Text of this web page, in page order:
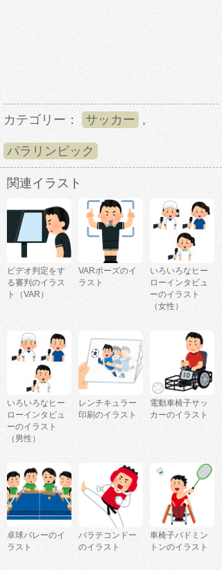
カテゴリー： サッカー ,
パラリンピック
関連イラスト
ビデオ判定をす
る審判のイラス
ト（VAR）
VARポーズのイ
ラスト
いろいろなヒー
ローインタビュ
ーのイラスト
（女性）
いろいろなヒー
ローインタビュ
ーのイラスト
（男性）
レンチキュラー
印刷のイラスト
電動車椅子サッ
カーのイラスト
卓球バレーのイ
ラスト
パラテコンドー
のイラスト
車椅子バドミン
トンのイラスト